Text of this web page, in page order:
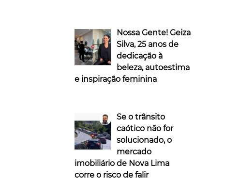
Nossa Gente! Geiza
Silva, 25 anos de
dedicação à
beleza, autoestima
e inspiração feminina
Se o trânsito
caótico não for
solucionado, o
mercado
imobiliário de Nova Lima
corre o risco de falir